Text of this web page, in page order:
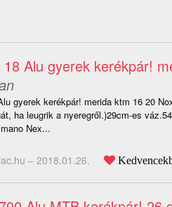
18 Alu gyerek kerékpár!
gyerek kerékpár! merida ktm 16 20
ha leugrik a nyeregről.)29cm-es
Nex...
– 2018.01.26.